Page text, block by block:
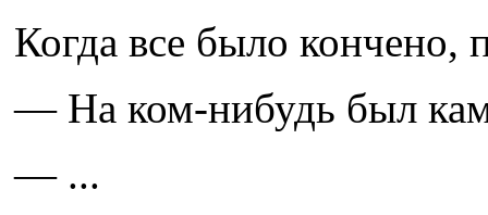
Когда все было кончено,
— На ком-нибудь был
— ...